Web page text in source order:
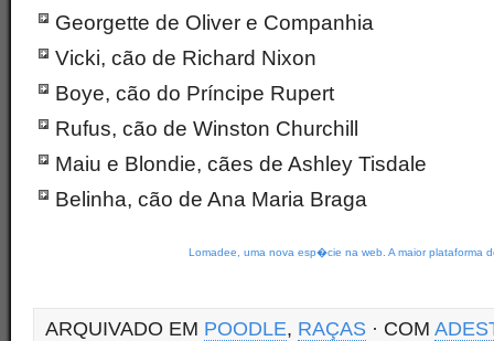
Georgette de Oliver e Companhia
Vicki, cão de Richard Nixon
Boye, cão do Príncipe Rupert
Rufus, cão de Winston Churchill
Maiu e Blondie, cães de Ashley Tisdale
Belinha, cão de Ana Maria Braga
Lomadee, uma nova esp�cie na web. A maior plataforma
ARQUIVADO EM POODLE, RAÇAS · COM